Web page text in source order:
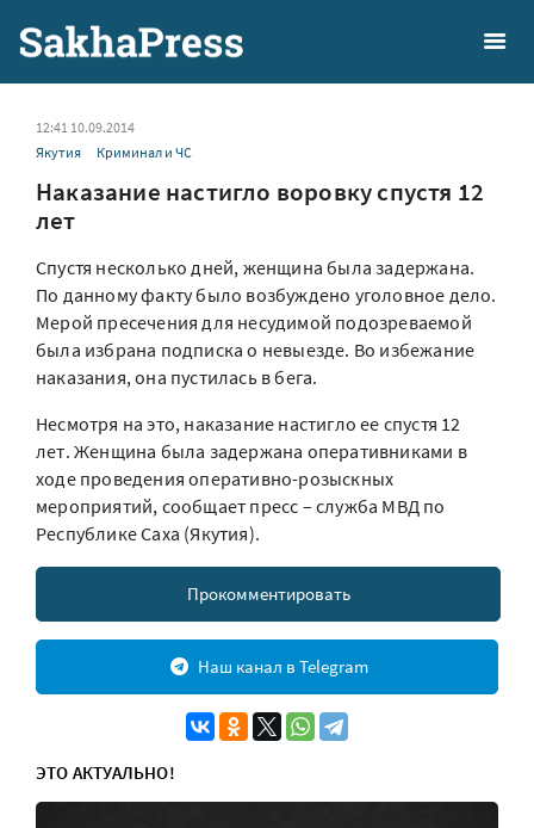
12:41 10.09.2014
Якутия
Криминал и ЧС
Наказание настигло воровку спустя 12
лет
Спустя несколько дней, женщина была задержана.
По данному факту было возбуждено уголовное дело.
Мерой пресечения для несудимой подозреваемой
была избрана подписка о невыезде. Во избежание
наказания, она пустилась в бега.
Несмотря на это, наказание настигло ее спустя 12
лет. Женщина была задержана оперативниками в
ходе проведения оперативно-розыскных
мероприятий, сообщает пресс – служба МВД по
Республике Саха (Якутия).
Прокомментировать
Наш канал в Telegram
ЭТО АКТУАЛЬНО!